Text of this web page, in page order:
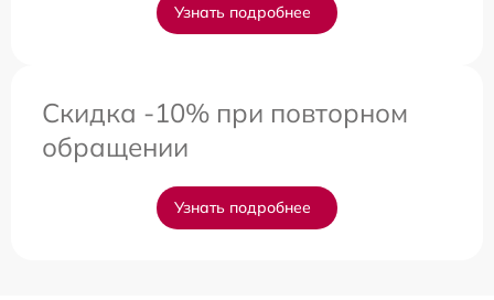
Узнать подробнее
Скидка -10% при повторном
обращении
Узнать подробнее